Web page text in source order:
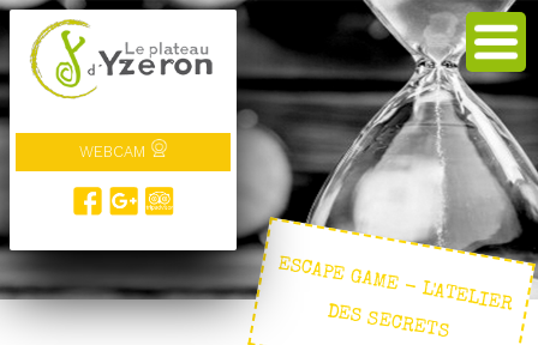
WEBCAM
ESCAPE GAM
E - L'ATELIER
DES SECRETS